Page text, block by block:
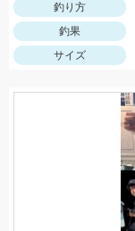
釣り方
釣果
サイズ